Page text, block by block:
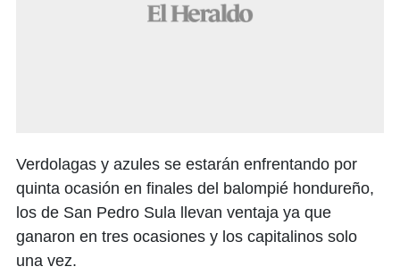
Verdolagas y azules se estarán enfrentando por
quinta ocasión en finales del balompié hondureño,
los de San Pedro Sula llevan ventaja ya que
ganaron en tres ocasiones y los capitalinos solo
una vez.